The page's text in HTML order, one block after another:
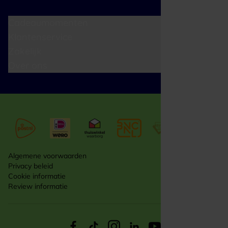
Algemene voorwaarden
Privacy beleid
Cookie informatie
Review informatie